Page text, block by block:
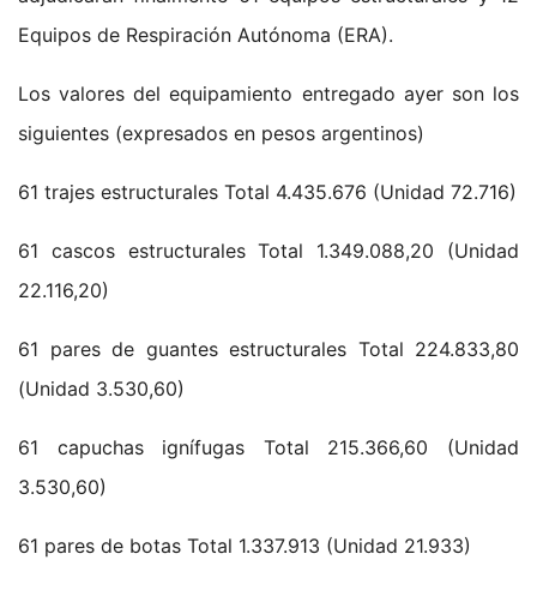
Equipos de Respiración Autónoma (ERA).
Los valores del equipamiento entregado ayer son los
siguientes (expresados en pesos argentinos)
61 trajes estructurales Total 4.435.676 (Unidad 72.716)
61 cascos estructurales Total 1.349.088,20 (Unidad
22.116,20)
61 pares de guantes estructurales Total 224.833,80
(Unidad 3.530,60)
61 capuchas ignífugas Total 215.366,60 (Unidad
3.530,60)
61 pares de botas Total 1.337.913 (Unidad 21.933)